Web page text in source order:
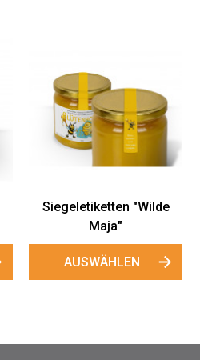
Siegeletiketten "Wilde
Maja"
AUSWÄHLEN